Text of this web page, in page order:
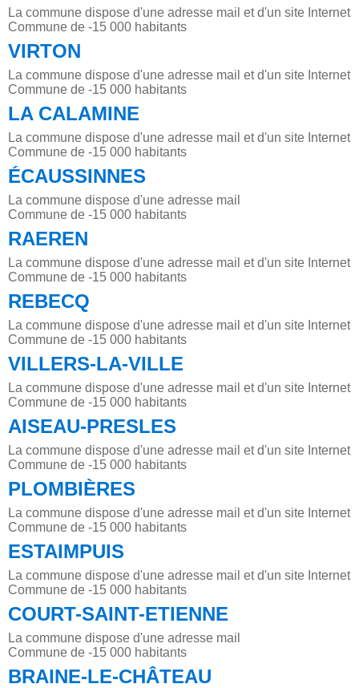
La commune dispose d'une adresse mail et d'un site Internet
Commune de -15 000 habitants
VIRTON
La commune dispose d'une adresse mail et d'un site Internet
Commune de -15 000 habitants
LA CALAMINE
La commune dispose d'une adresse mail et d'un site Internet
Commune de -15 000 habitants
ÉCAUSSINNES
La commune dispose d'une adresse mail
Commune de -15 000 habitants
RAEREN
La commune dispose d'une adresse mail et d'un site Internet
Commune de -15 000 habitants
REBECQ
La commune dispose d'une adresse mail et d'un site Internet
Commune de -15 000 habitants
VILLERS-LA-VILLE
La commune dispose d'une adresse mail et d'un site Internet
Commune de -15 000 habitants
AISEAU-PRESLES
La commune dispose d'une adresse mail et d'un site Internet
Commune de -15 000 habitants
PLOMBIÈRES
La commune dispose d'une adresse mail et d'un site Internet
Commune de -15 000 habitants
ESTAIMPUIS
La commune dispose d'une adresse mail et d'un site Internet
Commune de -15 000 habitants
COURT-SAINT-ETIENNE
La commune dispose d'une adresse mail
Commune de -15 000 habitants
BRAINE-LE-CHÂTEAU